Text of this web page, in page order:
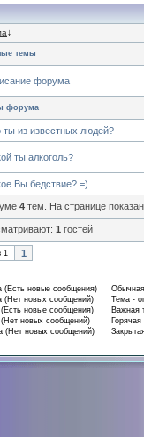
↓
темы
форума
форума
ты из известных людей?
ты алкоголь?
Вы бедствие? =)
4 тем. На странице
1 гостей
1 1
(Есть новые сообщения)
(Нет новых сообщений)
Тема -
(Есть новые сообщения)
Важная
(Нет новых сообщений)
Горячая
(Нет новых сообщений)